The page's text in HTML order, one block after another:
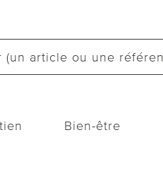
Bien-être